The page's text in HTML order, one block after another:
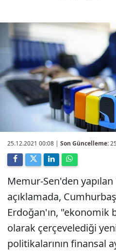
25.12.2021 00:08 | Son Güncelleme:
Memur-Sen'den yapılan
açıklamada,
Erdoğan'ın, "ekonomik
olarak çerçevelediği
politikalarının finansal